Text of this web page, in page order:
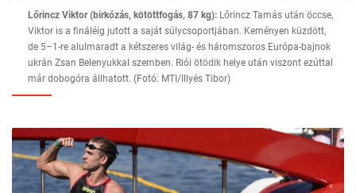
Lőrincz Viktor (birkózás, kötöttfogás, 87 kg): Lőrincz Tamás után öccse,
Viktor is a fináléig jutott a saját súlycsoportjában. Keményen küzdött,
de 5–1-re alulmaradt a kétszeres világ- és háromszoros Európa-bajnok
ukrán Zsan Belenyukkal szemben. Riói ötödik helye után viszont ezúttal
már dobogóra állhatott. (Fotó: MTI/Illyés Tibor)